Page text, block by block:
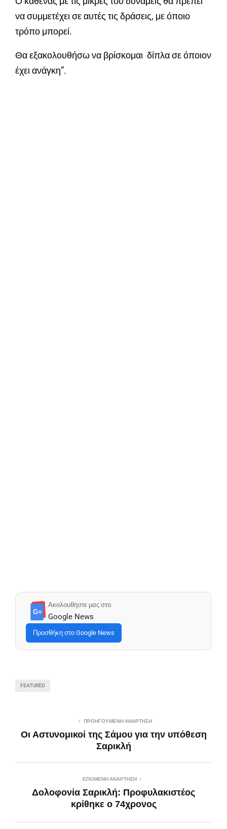
να συμμετέχει σε αυτές τις δράσεις, με όποιο
τρόπο μπορεί.
Θα εξακολουθήσω να βρίσκομαι δίπλα σε όποιον
έχει ανάγκη”.
G≡
Ακολουθήστε μας στο
Google News
Προσθήκη στο Google News
FEATURED
ΠΡΟΗΓΟΎΜΕΝΗ ΑΝΆΡΤΗΣΗ
Οι Αστυνομικοί της Σάμου για την υπόθεση
Σαρικλή
ΕΠΌΜΕΝΗ ΑΝΆΡΤΗΣΗ
Δολοφονία Σαρικλή: Προφυλακιστέος
κρίθηκε ο 74χρονος